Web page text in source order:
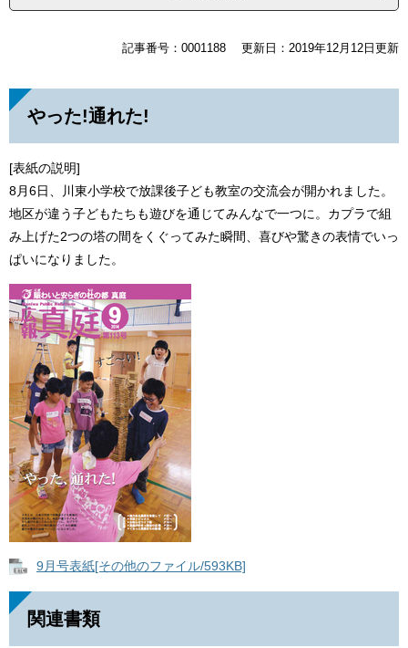
記事番号：0001188 更新日：2019年12月12日更新
やった!通れた!
[表紙の説明]
8月6日、川東小学校で放課後子ども教室の交流会が開かれました。
地区が違う子どもたちも遊びを通じてみんなで一つに。カプラで組
み上げた2つの塔の間をくぐってみた瞬間、喜びや驚きの表情でいっ
ぱいになりました。
9月号表紙[その他のファイル/593KB]
関連書類